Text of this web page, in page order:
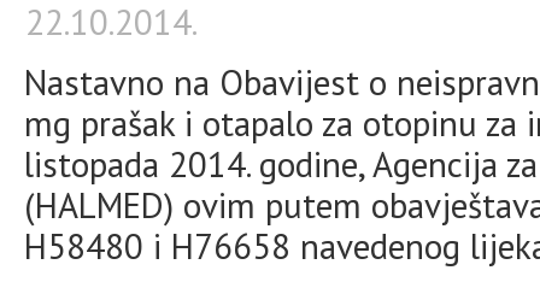
22.10.2014.
Nastavno na Obavijest o
mg prašak i otapalo za otopinu za
listopada 2014. godine, Agencija
(HALMED) ovim putem
H58480 i H76658 navedenog